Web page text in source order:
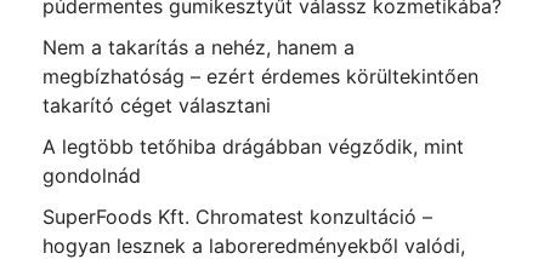
púdermentes gumikesztyűt válassz kozmetikába?
Nem a takarítás a nehéz, hanem a
megbízhatóság – ezért érdemes körültekintően
takarító céget választani
A legtöbb tetőhiba drágábban végződik, mint
gondolnád
SuperFoods Kft. Chromatest konzultáció –
hogyan lesznek a laboreredményekből valódi,